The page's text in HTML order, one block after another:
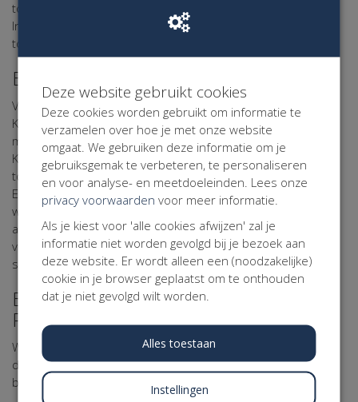
toestemming van een ouder of verzorger zijn afgegeven.
Indien die toestemming ontbreekt, zal Kentaa niet overgaan
tot verwerking van de persoonsgegevens.
Beveiliging van uw Persoonsgegevens
Voor de bescherming van uw persoonsgegevens heeft
Kentaa passende fysieke, technische en organisatorische
maatregelen getroffen. Via haar verwerker Kentaa maakt
Kentaa gebruik van een beveiligde server die uitsluitend
toegankelijk is voor personen die daartoe bevoegd zijn.
Eventuele gegevens die u op online formulieren invult
worden encrypted verzonden. Gegevens van deelnemers,
actiestarters, sponsors, donateurs, relaties, vrijwilligers,
vrienden en andere belangstellenden worden in beveiligde
systemen opgeslagen.
Bewaartermijn van uw
Persoonsgegevens
Wij bewaren uw gegevens niet langer dan noodzakelijk is om
de in dit Privacy Statement genoemde doeleinden te
bereiken.
Deze website gebruikt cookies
Deze cookies worden gebruikt om informatie te
verzamelen over hoe je met onze website
omgaat. We gebruiken deze informatie om je
gebruiksgemak te verbeteren, te personaliseren
en voor analyse- en meetdoeleinden. Lees onze
privacy voorwaarden voor meer informatie.
Als je kiest voor 'alle cookies afwijzen' zal je
informatie niet worden gevolgd bij je bezoek aan
deze website. Er wordt alleen een (noodzakelijke)
cookie in je browser geplaatst om te onthouden
dat je niet gevolgd wilt worden.
Alles toestaan
Instellingen